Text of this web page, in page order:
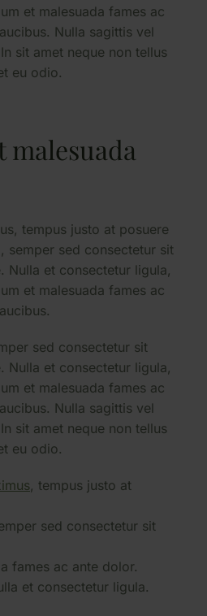
et malesuada fames ac
Nulla sagittis vel
sit amet neque non tellus
eu odio.
tempus justo at posuere
semper sed consectetur sit
Nulla et consectetur ligula,
et malesuada fames ac
sed consectetur sit
Nulla et consectetur ligula,
et malesuada fames ac
Nulla sagittis vel
sit amet neque non tellus
eu odio.
, tempus justo at
sed consectetur sit
fames ac ante dolor.
et consectetur ligula.